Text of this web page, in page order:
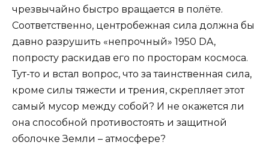
чрезвычайно быстро вращается в полёте.
Соответственно, центробежная сила должна бы
давно разрушить «непрочный» 1950 DA,
попросту раскидав его по просторам космоса.
Тут-то и встал вопрос, что за таинственная сила,
кроме силы тяжести и трения, скрепляет этот
самый мусор между собой? И не окажется ли
она способной противостоять и защитной
оболочке Земли – атмосфере?